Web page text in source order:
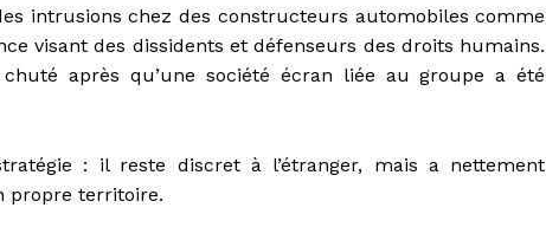
intrusions chez des constructeurs automobiles comme
visant des dissidents et défenseurs des droits humains.
après qu’une société écran liée au groupe a été
: il reste discret à l’étranger, mais a nettement
propre territoire.